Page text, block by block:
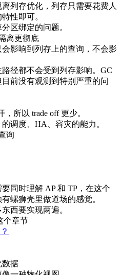
列存优化，列存只需要花费人
性即可。
区绑定的问题。
离更彻底
影响到列存上的查询，不会影
径都不会受到列存影响。GC
前没有观测到特别严重的问
，所以 trade off 更少。
的调度、HA、容灾的能力。
询
同时理解 AP 和 TP，在这个
螺狮壳里做道场的感觉。
西要实现两遍。
个章节
数据